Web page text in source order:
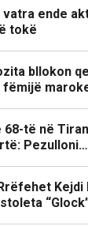
ende
tokë
bllokon
fëmijë
68-të në
Pezulloni…
Kejdi